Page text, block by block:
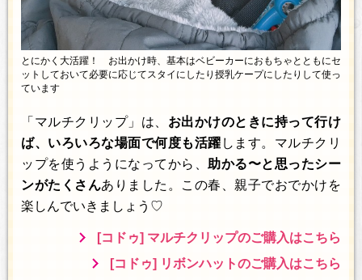
とにかく大活躍！ お出かけ時、基本はベビーカーにおもちゃとともにセ
ットしておいて必要に応じてスタイにしたり授乳ケープにしたりして使っ
ています
「マルチクリップ」は、 お出かけのときに持って行け
ば、いろいろな場面で何度も活躍 します。マルチクリ
ップを使うようになってから、助かる〜と思ったシー
ンがたくさんありました。この春、親子でおでかけを
楽しんでいきましょう♡
[コドゥ] マルチクリップのご購入はこちら
[コドゥ] リボンハットのご購入はこちら